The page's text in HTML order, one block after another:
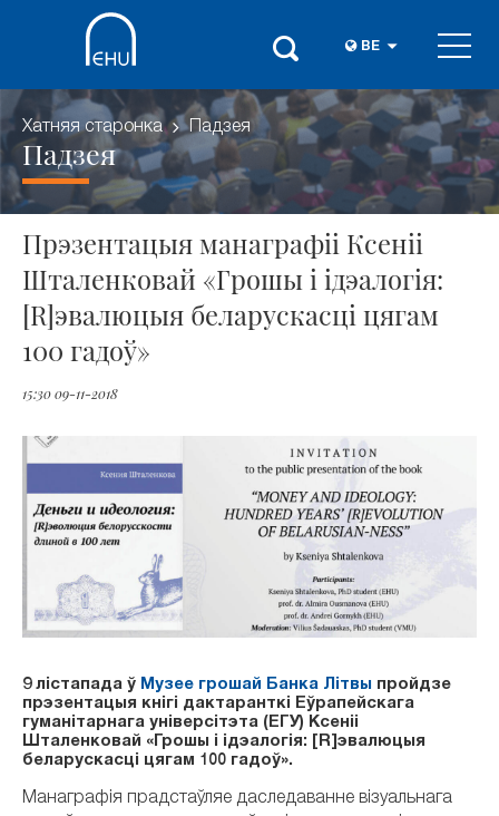
BE
Хатняя старонка Падзея
Падзея
Прэзентацыя манаграфіі Ксеніі
Шталенковай «Грошы і ідэалогія:
[R]эвалюцыя беларускасці цягам
100 гадоў»
15:30 09-11-2018
9 лістапада ў Музее грошай Банка Літвы пройдзе
прэзентацыя кнігі дактаранткі Еўрапейскага
гуманітарнага універсітэта (ЕГУ) Ксеніі
Шталенковай «Грошы і ідэалогія: [R]эвалюцыя
беларускасці цягам 100 гадоў».
Манаграфія прадстаўляе даследаванне візуальнага